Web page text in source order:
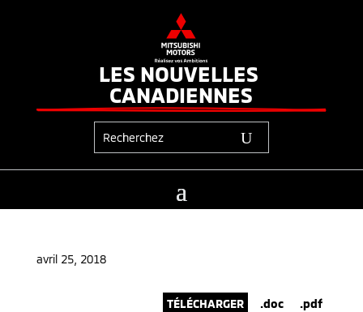
LES NOUVELLES
CANADIENNES
avril 25, 2018
TÉLÉCHARGER .doc .pdf